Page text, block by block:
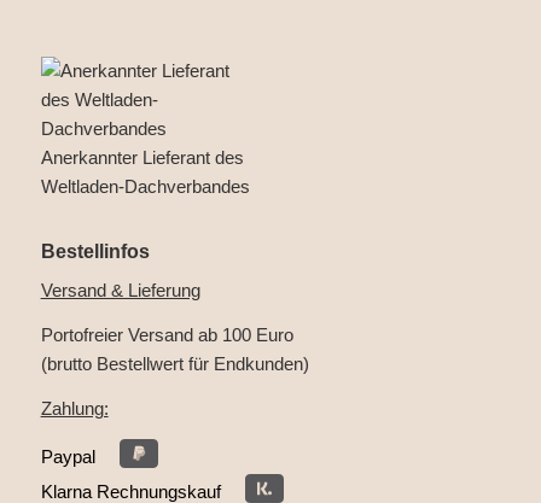
Anerkannter Lieferant des
Weltladen-Dachverbandes
Bestellinfos
Versand & Lieferung
Portofreier Versand ab 100 Euro
(brutto Bestellwert für Endkunden)
Zahlung:
Paypal
Klarna Rechnungskauf